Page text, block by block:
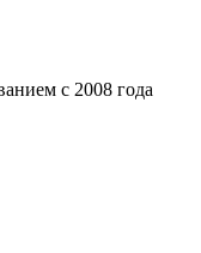
с 2008 года